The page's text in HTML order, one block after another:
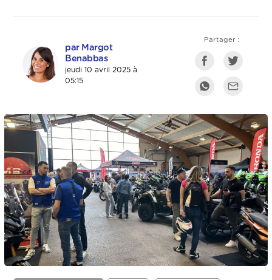
par Margot
Benabbas
jeudi 10 avril 2025 à
05:15
Partager :